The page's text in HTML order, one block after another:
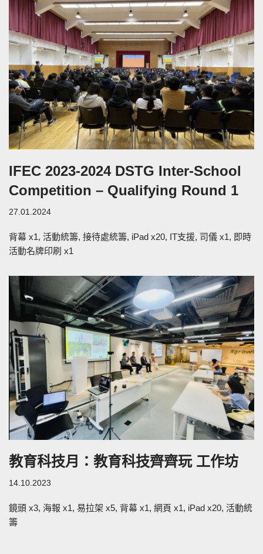
IFEC 2023-2024 DSTG Inter-School
Competition – Qualifying Round 1
27.01.2024
背幕 x1, 活動統籌, 接待處統籌, iPad x20, IT支援, 司儀 x1, 即時
活動名牌印刷 x1
教育科技月：教育科技齊齊玩 工作坊
14.10.2023
鏡頭 x3, 海報 x1, 易拉架 x5, 背幕 x1, 網頁 x1, iPad x20, 活動統
籌